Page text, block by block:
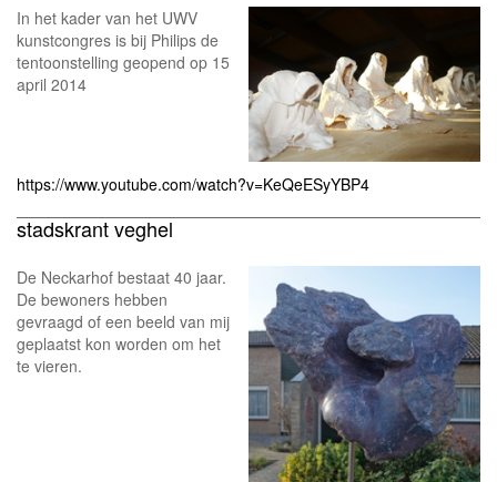
In het kader van het UWV
kunstcongres is bij Philips de
tentoonstelling geopend op 15
april 2014
https://www.youtube.com/watch?v=KeQeESyYBP4
stadskrant veghel
De Neckarhof bestaat 40 jaar.
De bewoners hebben
gevraagd of een beeld van mij
geplaatst kon worden om het
te vieren.